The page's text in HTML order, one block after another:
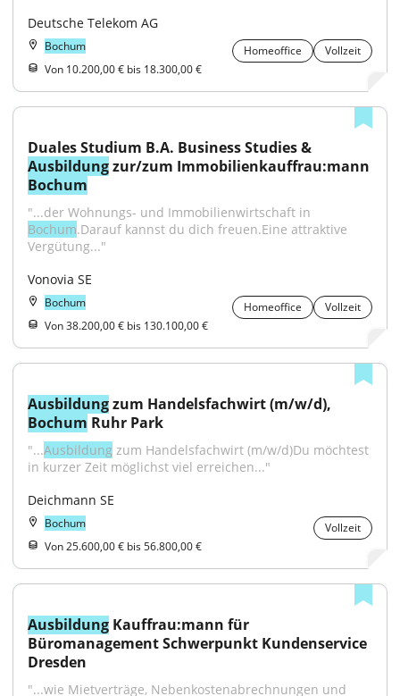
Deutsche Telekom AG
Bochum Homeoffice
Vollzeit
Von 10.200,00 € bis 18.300,00 €
Ausbildung
Bochum
Bochum.Darauf kannst du dich freuen.Eine attraktive
Vergütung..."
Vonovia SE
Bochum Homeoffice
Vollzeit
Von 38.200,00 € bis 130.100,00 €
Ausbildung
Bochum Ruhr Park
"...Ausbildung zum Handelsfachwirt (m/w/d)Du möchtest
in kurzer Zeit möglichst viel erreichen..."
Deichmann SE
Bochum
Vollzeit
Von 25.600,00 € bis 56.800,00 €
Ausbildung Kauffrau:mann für
Büromanagement Schwerpunkt Kundenservice
Dresden
"...wie Mietverträge, Nebenkostenabrechnungen und